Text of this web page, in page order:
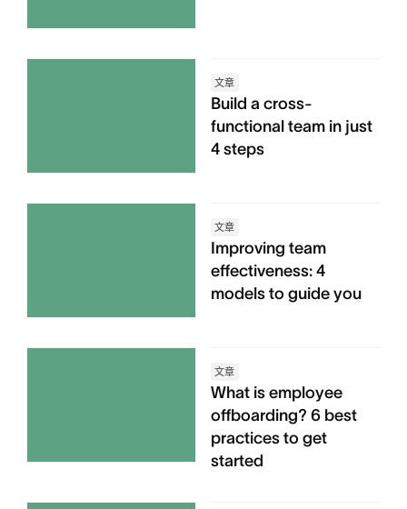
文章
Build a cross-
functional team in just
4 steps
文章
Improving team
effectiveness: 4
models to guide you
文章
What is employee
offboarding? 6 best
practices to get
started